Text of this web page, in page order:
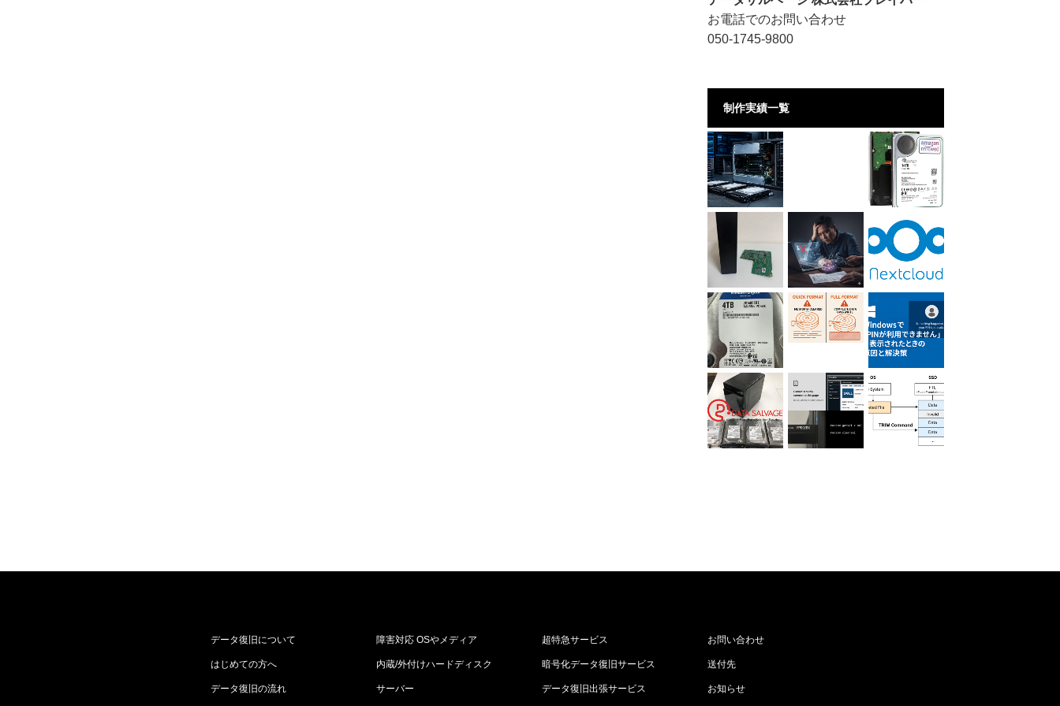
お電話でのお問い合わせ
050-1745-9800
制作実績一覧
データ復旧について
はじめての方へ
データ復旧の流れ
障害対応 OSやメディア
内蔵/外付けハードディスク
サーバー
超特急サービス
暗号化データ復旧サービス
データ復旧出張サービス
お問い合わせ
送付先
お知らせ